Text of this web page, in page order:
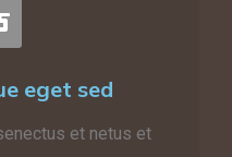
eget sed
et netus et